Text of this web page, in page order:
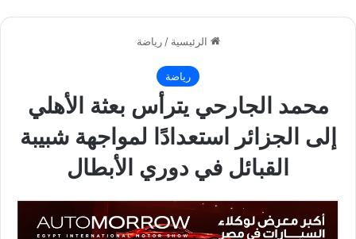
الرئيسية / رياضة
رياضة
محمد الجارحي يترأس بعثة الأهلي
إلى الجزائر استعدادًا لمواجهة شبيبة
القبائل في دوري الأبطال